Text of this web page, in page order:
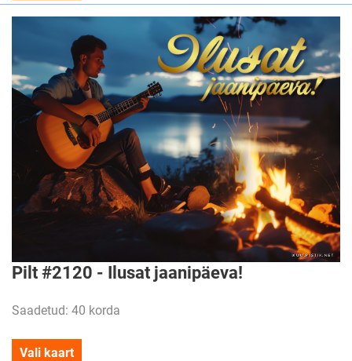
Pilt #2120 - Ilusat jaanipäeva!
Saadetud: 40 korda
Vali kaart